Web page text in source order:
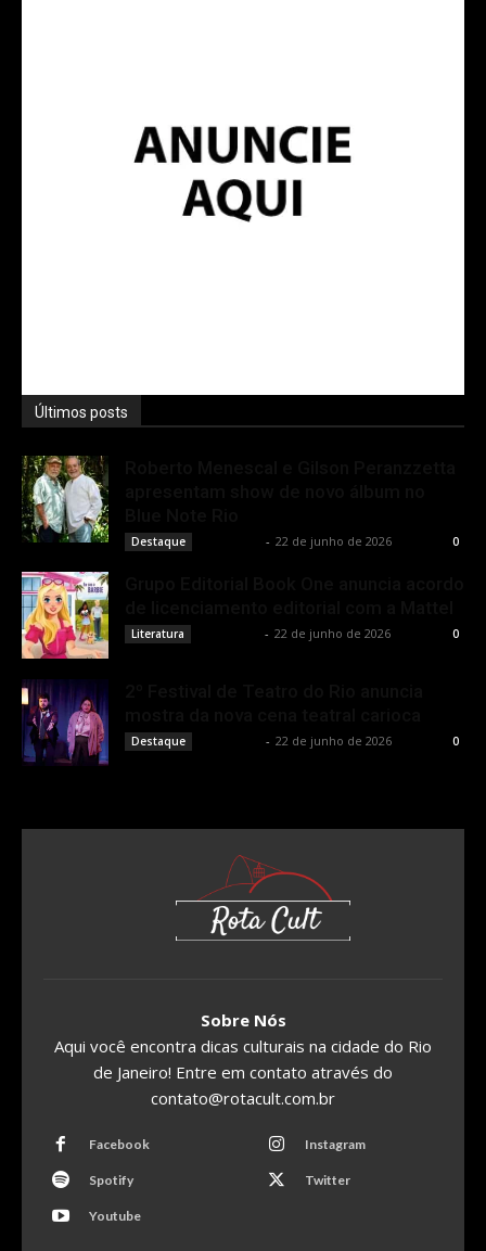
Últimos posts
Destaque - 22 de junho de 2026 0
Literatura - 22 de junho de 2026 0
Destaque - 22 de junho de 2026 0
Sobre Nós
Aqui você encontra dicas culturais na cidade do Rio
de Janeiro! Entre em contato através do
contato@rotacult.com.br
Facebook Instagram
Spotify Twitter
Youtube